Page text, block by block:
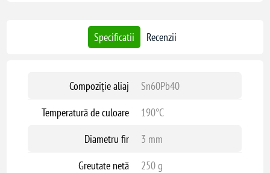
Specificatii Recenzii
Compoziție aliaj
Sn60Pb40
Temperatură de culoare
190°C
Diametru fir
3 mm
Greutate netă
250 g